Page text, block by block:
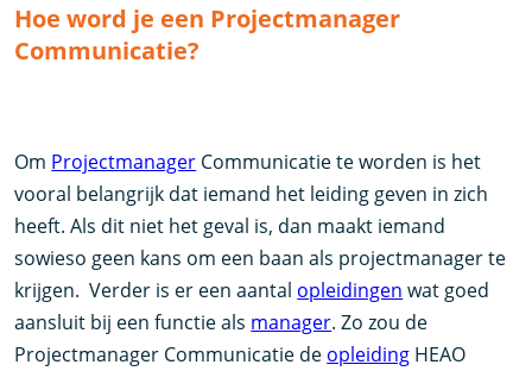
Hoe word je een Projectmanager
Communicatie?
Om Projectmanager Communicatie te worden is het
vooral belangrijk dat iemand het leiding geven in zich
heeft. Als dit niet het geval is, dan maakt iemand
sowieso geen kans om een baan als projectmanager te
krijgen. Verder is er een aantal opleidingen wat goed
aansluit bij een functie als manager. Zo zou de
Projectmanager Communicatie de opleiding HEAO